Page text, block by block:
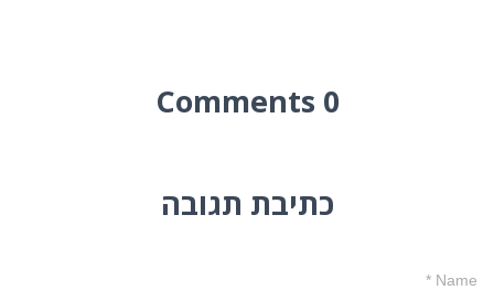
0 Comments
כתיבת תגובה
Name
*